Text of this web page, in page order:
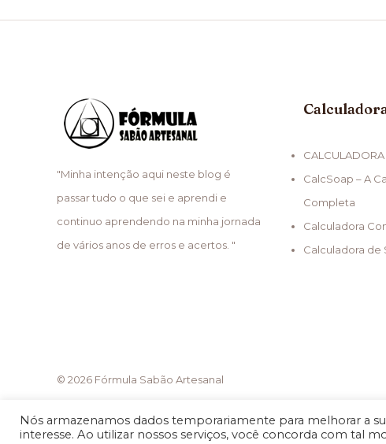
"Minha intenção aqui neste blog é
passar tudo o que sei e aprendi e
continuo aprendendo na minha jornada
de vários anos de erros e acertos. "
CALCULADORA
CalcSoap – A
Completa
Calculadora
Calculadora de
© 2026 Fórmula Sabão Artesanal
Nós armazenamos dados temporariamente para melhorar a
interesse. Ao utilizar nossos serviços, você concorda com tal